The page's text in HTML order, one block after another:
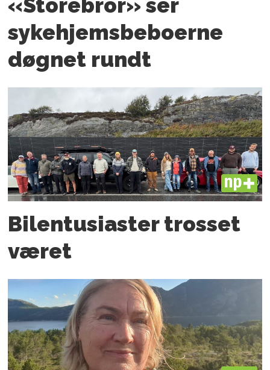
«Storebror» ser
sykehjemsbeboerne
døgnet rundt
PLUS
Bilentusiaster trosset
været